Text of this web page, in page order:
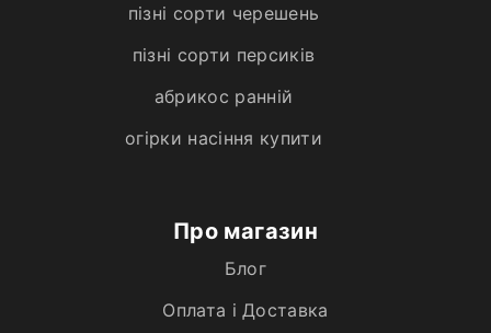
пізні сорти черешень
пізні сорти персиків
абрикос ранній
огірки насіння купити
Про магазин
Блог
Оплата і Доставка